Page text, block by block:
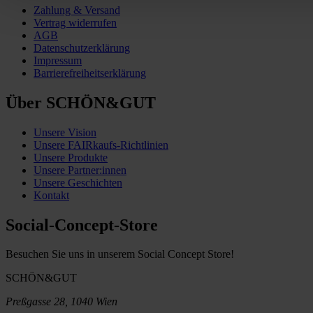
Zahlung & Versand
Vertrag widerrufen
AGB
Datenschutzerklärung
Impressum
Barrierefreiheitserklärung
Über SCHÖN&GUT
Unsere Vision
Unsere FAIRkaufs-Richtlinien
Unsere Produkte
Unsere Partner:innen
Unsere Geschichten
Kontakt
Social-Concept-Store
Besuchen Sie uns in unserem Social Concept Store!
SCHÖN&GUT
Preßgasse 28, 1040 Wien